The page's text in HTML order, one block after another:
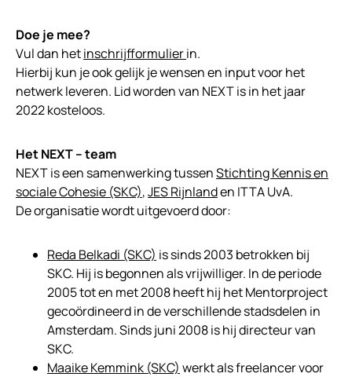
Doe je mee?
Vul dan hetinschrijfformulierin.
Hierbij kun je ook gelijk je wensen en input voor het
netwerk leveren. Lid worden van NEXT is in het jaar
2022 kosteloos.
Het NEXT – team
NEXT is een samenwerking tussenStichting Kennis en
sociale Cohesie (SKC),JES Rijnlanden ITTA UvA.
De organisatie wordt uitgevoerd door:
Reda Belkadi (SKC) is sinds 2003 betrokken bij
SKC. Hij is begonnen als vrijwilliger. In de periode
2005 tot en met 2008 heeft hij het Mentorproject
gecoördineerd in de verschillende stadsdelen in
Amsterdam. Sinds juni 2008 is hij directeur van
SKC.
Maaike Kemmink (SKC) werkt als freelancer voor